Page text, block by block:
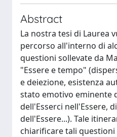
Abstract
La nostra tesi di Laurea
percorso all'interno di
questioni sollevate da
"Essere e tempo"
e deiezione, esistenza
stato emotivo eminente
dell'Esserci nell'Essere,
dell'Essere...). Tale
chiarificare tali